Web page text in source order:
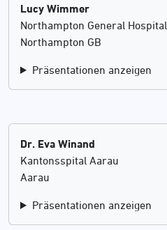
Lucy Wimmer
Northampton General Hospital
Northampton GB
Präsentationen anzeigen
Dr. Eva Winand
Kantonsspital Aarau
Aarau
Präsentationen anzeigen